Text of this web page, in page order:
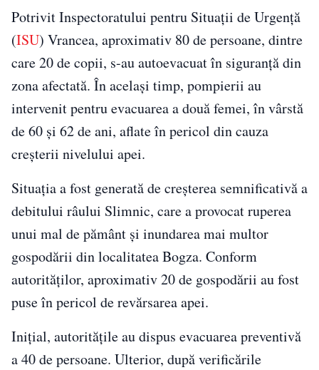
Potrivit Inspectoratului pentru Situații de Urgență
(ISU) Vrancea, aproximativ 80 de persoane, dintre
care 20 de copii, s-au autoevacuat în siguranță din
zona afectată. În același timp, pompierii au
intervenit pentru evacuarea a două femei, în vârstă
de 60 și 62 de ani, aflate în pericol din cauza
creșterii nivelului apei.
Situația a fost generată de creșterea semnificativă a
debitului râului Slimnic, care a provocat ruperea
unui mal de pământ și inundarea mai multor
gospodării din localitatea Bogza. Conform
autorităților, aproximativ 20 de gospodării au fost
puse în pericol de revărsarea apei.
Inițial, autoritățile au dispus evacuarea preventivă
a 40 de persoane. Ulterior, după verificările